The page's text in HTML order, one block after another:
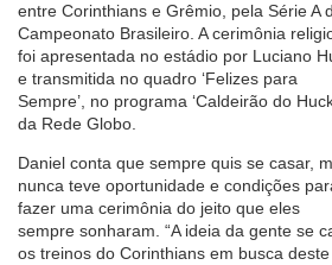
entre Corinthians e Grêmio, pela Série A
Campeonato Brasileiro. A cerimônia
foi apresentada no estádio por Luciano
e transmitida no quadro ‘Felizes para
Sempre’, no programa ‘Caldeirão do
da Rede Globo.
Daniel conta que sempre quis se casar,
nunca teve oportunidade e condições
fazer uma cerimônia do jeito que eles
sempre sonharam. “A ideia da gente se
os treinos do Corinthians em busca